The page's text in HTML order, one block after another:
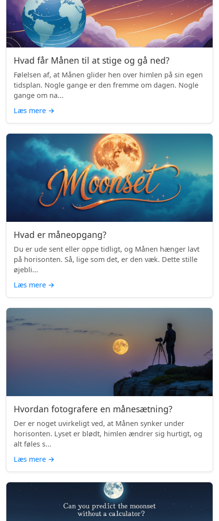
Hvad får Månen til at stige og gå ned?
Følelsen af, at Månen glider hen over himlen på sin egen
tidsplan. Nogle gange er den fremme om dagen. Nogle
gange om na...
Læs mere →
Hvad er måneopgang?
Du er ude sent eller oppe tidligt, og Månen hænger lavt
på horisonten. Så, lige som det, er den væk. Dette stille
øjebli...
Læs mere →
Hvordan fotografere en månesætning?
Der er noget uvirkeligt ved, at Månen synker under
horisonten. Lyset er blødt, himlen ændrer sig hurtigt, og
alt føles s...
Læs mere →